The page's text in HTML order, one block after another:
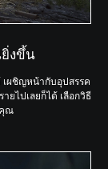
งขึ้น
เผชิญหน้ากับอุปสรรค
ยไปเลยก็ได้ เลือกวิธี
ณ